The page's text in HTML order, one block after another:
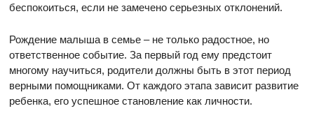
беспокоиться, если не замечено серьезных отклонений.
Рождение малыша в семье – не только радостное, но
ответственное событие. За первый год ему предстоит
многому научиться, родители должны быть в этот период
верными помощниками. От каждого этапа зависит развитие
ребенка, его успешное становление как личности.